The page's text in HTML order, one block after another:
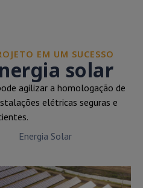
EM UM SUCESSO
solar
agilizar a homologação de
elétricas seguras e
Energia Solar